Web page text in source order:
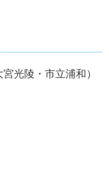
光陵・市立浦和）